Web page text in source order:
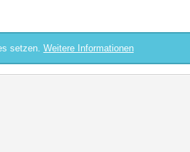
setzen. Weitere Informationen